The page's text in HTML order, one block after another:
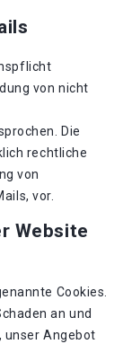
von nicht
Die
rechtliche
von
vor.
Website
Cookies.
an und
unser Angebot